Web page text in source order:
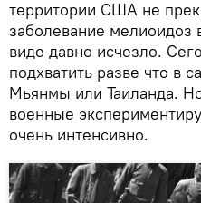
территории США не
заболевание мелиоидоз
виде давно исчезло.
подхватить разве что в
Мьянмы или Таиланда.
военные
очень интенсивно.